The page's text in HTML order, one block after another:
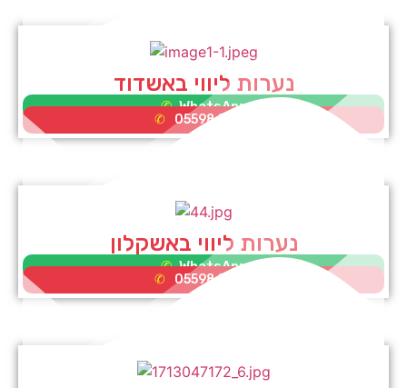
נערות ליווי באשדוד
WhatsApp
0559865581
נערות ליווי באשקלון
WhatsApp
0559865581